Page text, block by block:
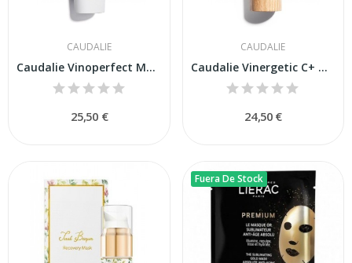
CAUDALIE
Caudalie Vinoperfect Mascarilla Peeling...
25,50 €
CAUDALIE
Caudalie Vinergetic C+ Mascarilla Instant Détox...
24,50 €
Fuera De Stock